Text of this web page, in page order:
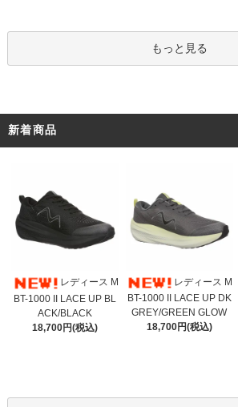
もっと見る
新着商品
レディース M
BT-1000 II LACE UP BL
ACK/BLACK
18,700円(税込)
レディース M
BT-1000 II LACE UP DK
GREY/GREEN GLOW
18,700円(税込)